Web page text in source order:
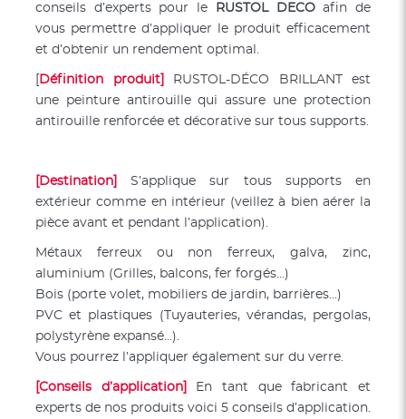
conseils d’experts pour le
RUSTOL DECOafin de
vous permettre d’appliquer le produit efficacement
et d’obtenir un rendement optimal.
Définition produit]
RUSTOL-DÉCO BRILLANT est
une peinture antirouille qui assure une protection
antirouille renforcée et décorative sur tous supports.
[Destination]
S’applique sur tous supports en
extérieur comme en intérieur (veillez à bien aérer la
pièce avant et pendant l’application).
Métaux ferreux ou non ferreux, galva, zinc,
aluminium (Grilles, balcons, fer forgés…)
Bois (porte volet, mobiliers de jardin, barrières…)
PVC et plastiques (Tuyauteries, vérandas, pergolas,
polystyrène expansé…).
Vous pourrez l’appliquer également sur du verre.
[Conseils d’application]
En tant que fabricant et
experts de nos produits voici 5 conseils d’application.